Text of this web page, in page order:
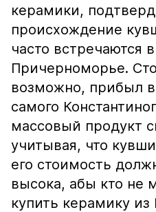
керамики,
происхождение
часто встречаются
Причерноморье.
возможно, прибыл
самого
массовый продукт
учитывая, что
его стоимость
высока, абы кто не
купить керамику из